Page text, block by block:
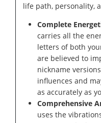
life path, personality,
Complete
carries all the
letters of both
are believed to
nickname
influences and
as accurately as
Comprehensive
uses the